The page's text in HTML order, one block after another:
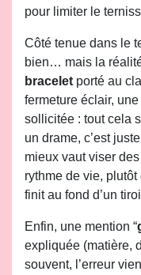
pour limiter le
Côté tenue dans le
bien… mais la
bracelet porté au
fermeture éclair, une
sollicitée : tout cela
un drame, c’est
mieux vaut viser des
rythme de vie, plutôt
finit au fond d’un
Enfin, une mention “
expliquée (matière,
souvent, l’erreur